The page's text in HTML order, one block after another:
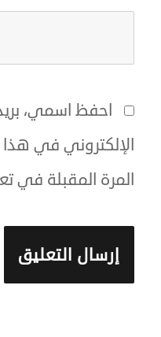
احفظ اسمي،
الإلكتروني في
المرة المقبلة في